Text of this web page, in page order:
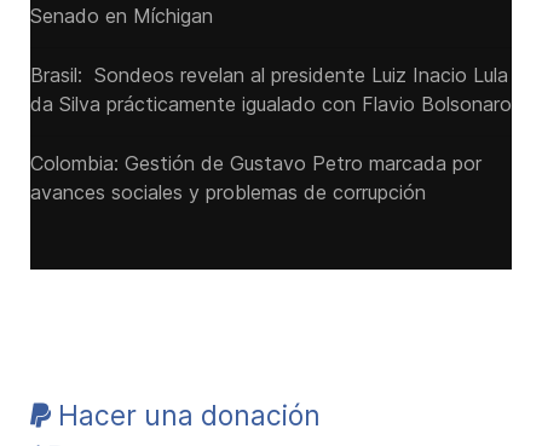
Senado ‌en Míchigan
Brasil: Sondeos revelan al presidente Luiz Inacio Lula
da Silva prácticamente igualado con Flavio Bolsonaro
Colombia: Gestión de Gustavo Petro marcada por
avances sociales y problemas de corrupción
Hacer una donación